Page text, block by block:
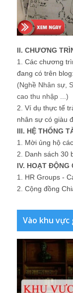
II. CHƯƠNG
1. Các chương
đang có trên
(Nghề Nhân sự,
cao thu nhập ...)
2. Ví dụ thực tế
nhân sự có giàu
III. HỆ THỐNG
1. Mời ủng hộ
2. Danh sách 30
IV. HOẠT ĐỘNG
1. HR Groups -
2. Cộng đồng
Vào khu vực